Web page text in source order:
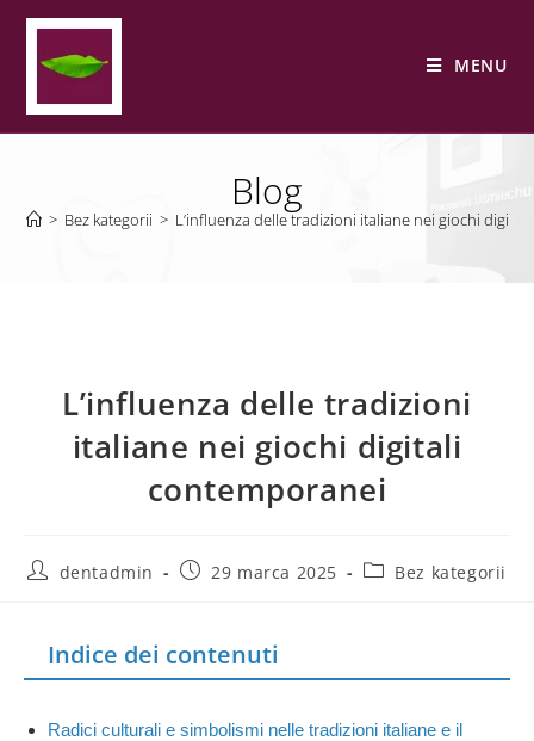
MENU
Blog
> Bez kategorii > L’influenza delle tradizioni italiane nei giochi
L’influenza delle tradizioni
italiane nei giochi digitali
contemporanei
dentadmin 29 marca 2025 Bez kategorii
Indice dei contenuti
Radici culturali e simbolismi nelle tradizioni italiane e il